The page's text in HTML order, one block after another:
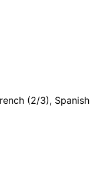
(2/3), Spanish